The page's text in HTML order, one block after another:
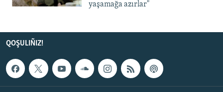
yaşamağa azırlar"
QOŞULIÑIZ!